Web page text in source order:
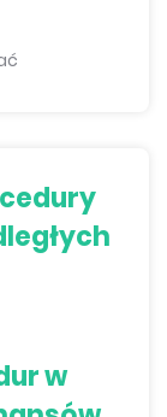
w